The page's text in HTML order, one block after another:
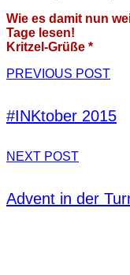
Wie es damit nun
Tage lesen!
Kritzel-Grüße *
PREVIOUS POST
#INKtober 2015
NEXT POST
Advent in der